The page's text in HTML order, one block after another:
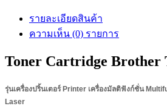
รายละเอียดสินค้า
ความเห็น (0) รายการ
Toner Cartridge Brother
รุ่นเครื่องปริ้นเตอร์ Printer เครื่องมัลติฟังก์ชั่น
Laser